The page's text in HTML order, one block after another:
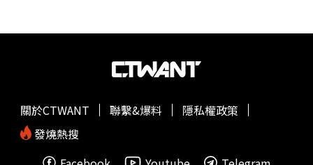
關於CTWANT 聯繫&爆料
隱私權政策
發燒熱搜